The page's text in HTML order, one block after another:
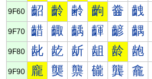
9F60 齠 齡 齢 齣 齤 齥
9F70 齰 齱 齲 齳 齴 齵
9F80 龀 龁 龂 龃 龄 龅
9F90 龐 龑 龒 龓 龔 龕